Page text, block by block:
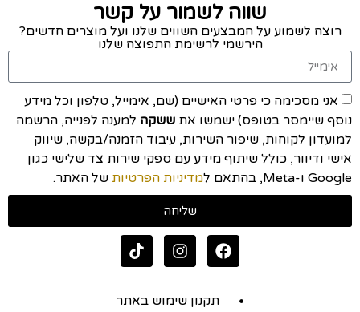
שווה לשמור על קשר
רוצה לשמוע על המבצעים השווים שלנו ועל מוצרים חדשים?
הירשמי לרשימת התפוצה שלנו
אני מסכימה כי פרטי האישיים (שם, אימייל, טלפון וכל מידע
נוסף שיימסר בטופס) ישמשו את ששקה למענה לפנייה, הרשמה
למועדון לקוחות, שיפור השירות, עיבוד הזמנה/בקשה, שיווק
אישי ודיוור, כולל שיתוף מידע עם ספקי שירות צד שלישי כגון
Google ו-Meta, בהתאם ל
מדיניות הפרטיות של האתר.
שליחה
תקנון שימוש באתר